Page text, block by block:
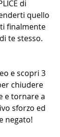
di
quello
finalmente
te stesso.
e scopri 3
chiudere
e tornare a
sforzo ed
negato!